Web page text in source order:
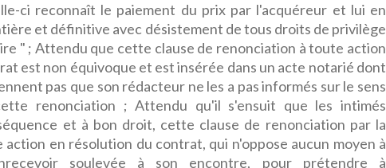
ci reconnaît le paiement du prix par l'acquéreur et lui en
et définitive avec désistement de tous droits de privilège
" ; Attendu que cette clause de renonciation à toute action
est non équivoque et est insérée dans un acte notarié dont
pas que son rédacteur ne les a pas informés sur le sens
renonciation ; Attendu qu'il s'ensuit que les intimés
et à bon droit, cette clause de renonciation par la
en résolution du contrat, qui n'oppose aucun moyen à
soulevée à son encontre, pour prétendre à